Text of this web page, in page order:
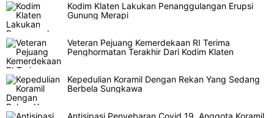
Kodim Klaten Lakukan Penanggulangan Erupsi
Gunung Merapi
Veteran Pejuang Kemerdekaan RI Terima
Penghormatan Terakhir Dari Kodim Klaten
Kepedulian Koramil Dengan Rekan Yang Sedang
Berbela Sungkawa
Antisipasi Penyebaran Covid 19, Anggota Koramil